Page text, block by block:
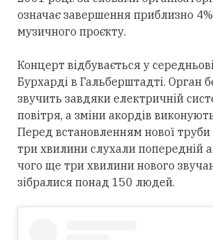
означає завершення приблизно
музичного проєкту.
Концерт відбувається у
Бурхарді в Гальберштадті. Орган
звучить завдяки електричній
повітря, а зміни акордів
Перед встановленням нової труби
три хвилини слухали попередній
чого ще три хвилини нового
зібралися понад 150 людей.